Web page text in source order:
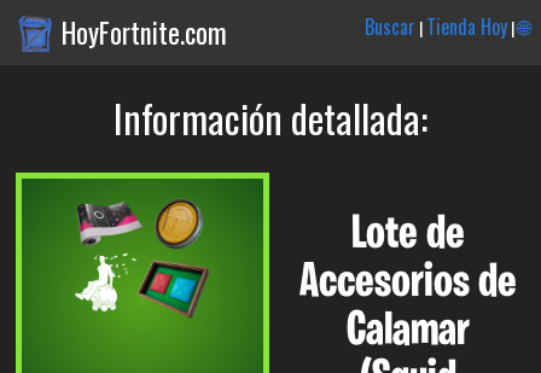
HoyFortnite.com Buscar |Tienda Hoy|🌐
Información detallada:
Lote de
Accesorios de
Calamar